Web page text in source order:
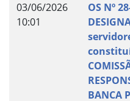
03/06/2026
10:01
OS Nº
BANCA